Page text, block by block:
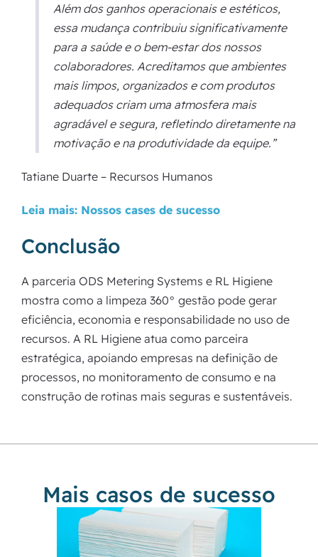
Além dos ganhos operacionais e estéticos,
essa mudança contribuiu significativamente
para a saúde e o bem-estar dos nossos
colaboradores. Acreditamos que ambientes
mais limpos, organizados e com produtos
adequados criam uma atmosfera mais
agradável e segura, refletindo diretamente na
motivação e na produtividade da equipe.”
Tatiane Duarte – Recursos Humanos
Leia mais: Nossos cases de sucesso
Conclusão
A parceria ODS Metering Systems e RL Higiene
mostra como a limpeza 360° gestão pode gerar
eficiência, economia e responsabilidade no uso de
recursos. A RL Higiene atua como parceira
estratégica, apoiando empresas na definição de
processos, no monitoramento de consumo e na
construção de rotinas mais seguras e sustentáveis.
Mais casos de sucesso